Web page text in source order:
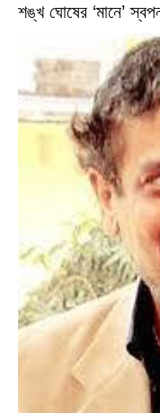
শঙ্খ ঘোষের ‘মানে’